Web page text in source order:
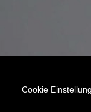
Cookie